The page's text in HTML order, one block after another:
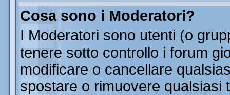
Cosa sono i Moderatori?
I Moderatori sono utenti (o
tenere sotto controllo i forum
modificare o cancellare
spostare o rimuovere qualsiasi